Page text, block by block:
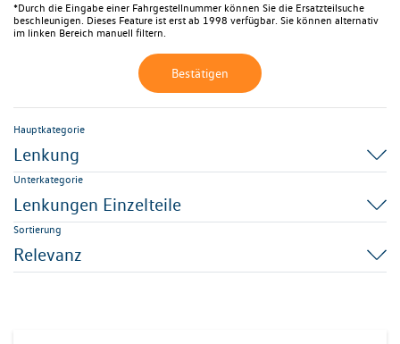
*Durch die Eingabe einer Fahrgestellnummer können Sie die Ersatzteilsuche
beschleunigen. Dieses Feature ist erst ab 1998 verfügbar. Sie können alternativ
im linken Bereich manuell filtern.
Bestätigen
Hauptkategorie
Lenkung
Unterkategorie
Lenkungen Einzelteile
Sortierung
Relevanz